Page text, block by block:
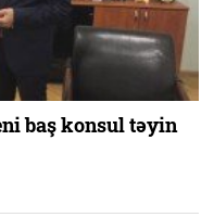
baş konsul təyin